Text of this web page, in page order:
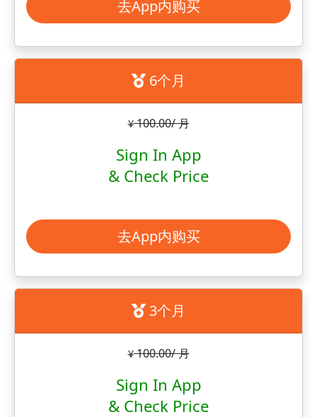
去App内购买
6个月
¥100.00/ 月
Sign In App
& Check Price
去App内购买
3个月
¥100.00/ 月
Sign In App
& Check Price